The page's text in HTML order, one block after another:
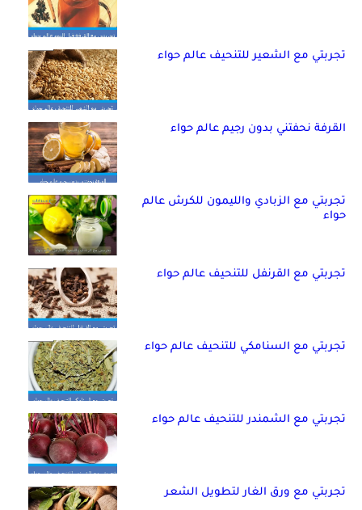
تجربتي مع الشعير للتنحيف عالم حواء
القرفة نحفتني بدون رجيم عالم حواء
تجربتي مع الزبادي والليمون للكرش عالم
حواء
تجربتي مع القرنفل للتنحيف عالم حواء
تجربتي مع السنامكي للتنحيف عالم حواء
تجربتي مع الشمندر للتنحيف عالم حواء
تجربتي مع ورق الغار لتطويل الشعر